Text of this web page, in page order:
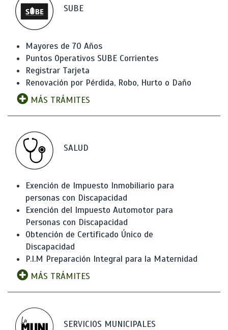
SUBE
Mayores de 70 Años
Puntos Operativos SUBE Corrientes
Registrar Tarjeta
Renovación por Pérdida, Robo, Hurto o Daño
MÁS TRÁMITES
SALUD
Exención de Impuesto Inmobiliario para
personas con Discapacidad
Exención del Impuesto Automotor para
Personas con Discapacidad
Obtención de Certificado Único de
Discapacidad
P.I.M Preparación Integral para la Maternidad
MÁS TRÁMITES
SERVICIOS MUNICIPALES